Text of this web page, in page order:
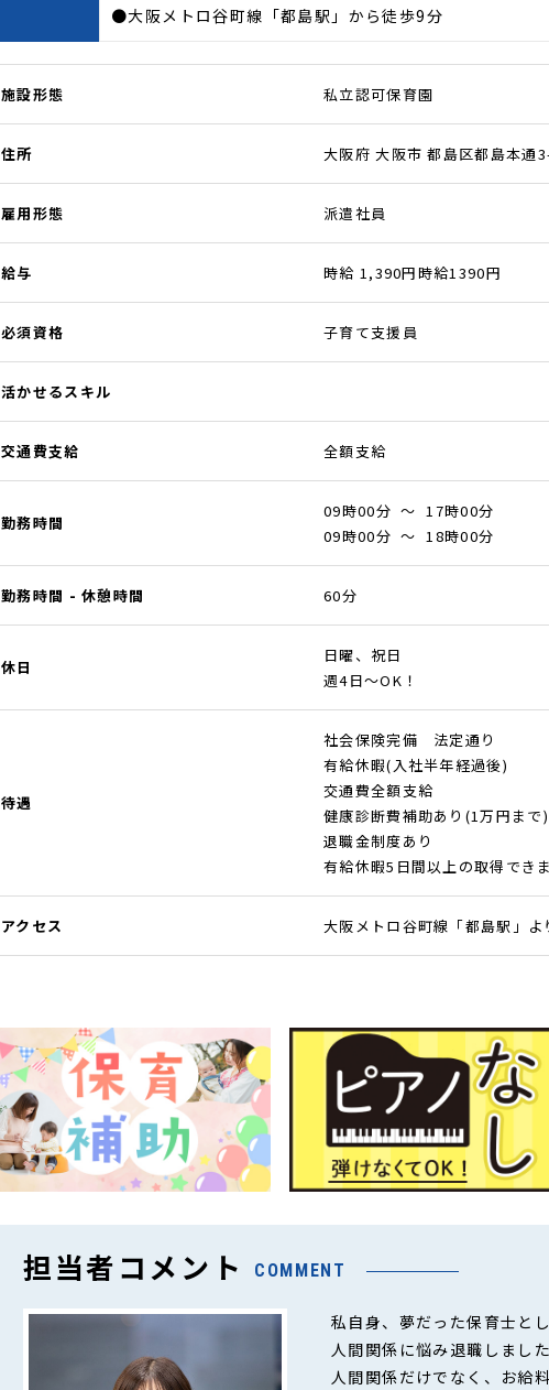
●大阪メトロ谷町線「都島駅」から徒歩9分
施設形態 私立認可保育園
住所 大阪府 大阪市 都島区都島本通
雇用形態 派遣社員
給与 時給 1,390円時給1390円
必須資格 子育て支援員
活かせるスキル
交通費支給 全額支給
勤務時間
09時00分 ～ 17時00分
09時00分 ～ 18時00分
勤務時間 - 休憩時間 60分
休日
日曜、祝日
週4日～OK！
待遇
社会保険完備 法定通り
有給休暇(入社半年経過後)
交通費全額支給
健康診断費補助あり(1万円まで)
退職金制度あり
有給休暇5日間以上の取得でき
アクセス 大阪メトロ谷町線「都島駅」よ
担当者コメント COMMENT
私自身、夢だった保育士と
人間関係に悩み退職しました
人間関係だけでなく、お給